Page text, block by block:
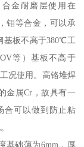
金耐磨层使用在
钼等合金，可以承
基板不高于380℃工
等）基板不高于
况使用。高铬堆焊
金属Cr，故具有一
合可以做到防止粘
基础薄为6mm，厚